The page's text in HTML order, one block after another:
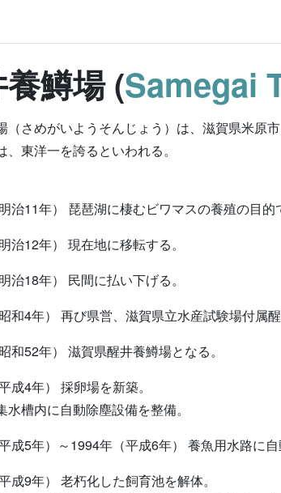
鱒場 (Samegai
（さめがいようそんじょう）は、滋賀県米原
、東洋一を誇るといわれる。
治11年） 琵琶湖に棲むビワマスの養殖の目的
治12年） 現在地に移転する。
治18年） 民間に払い下げる。
和4年） 再び県営、滋賀県立水産試験場付属醒
和52年） 滋賀県醒井養鱒場となる。
成4年） 採卵場を新築。
水槽内に自動除塵設備を整備。
成5年）～1994年（平成6年） 養魚用水路に
成9年） 老朽化した飼育池を解体。